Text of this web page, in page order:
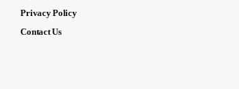
Privacy Policy
Contact Us